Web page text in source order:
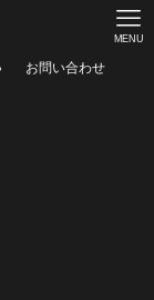
MENU
お問い合わせ